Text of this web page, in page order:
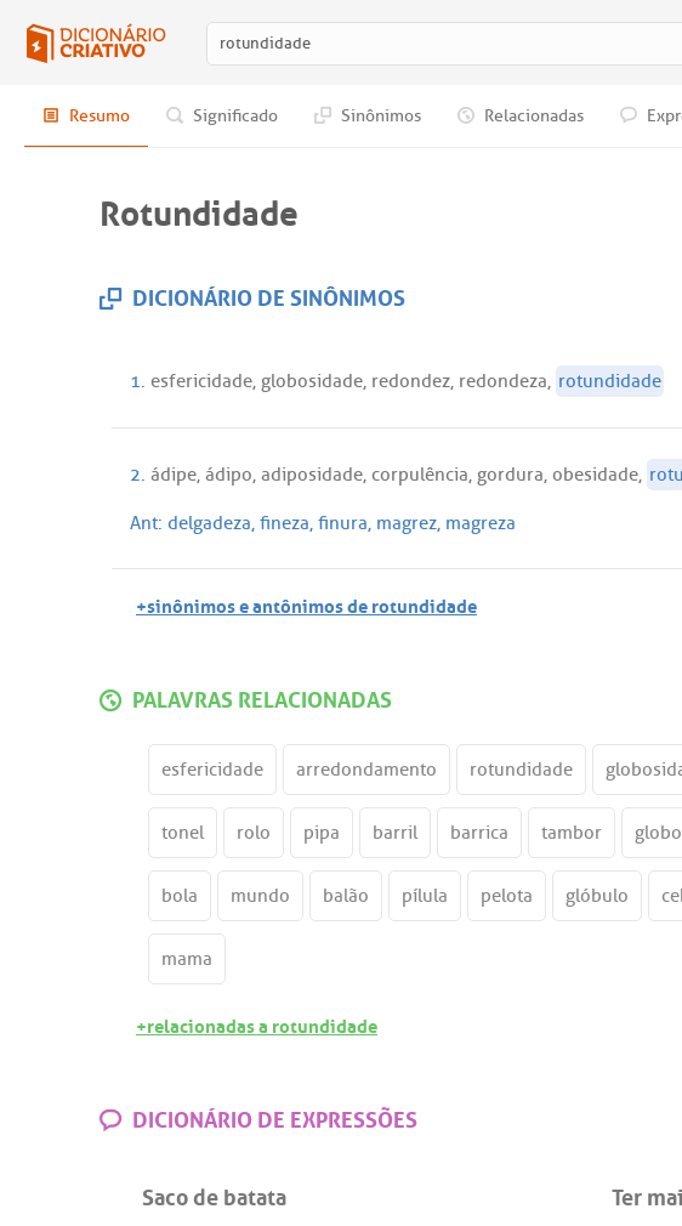
Resumo Significado Sinônimos Relacionadas
Rotundidade
DICIONÁRIO DE SINÔNIMOS
1. esfericidade, globosidade, redondez, redondeza, rotundidade
2. ádipe, ádipo, adiposidade, corpulência, gordura, obesidade,
Ant: delgadeza, fineza, finura, magrez, magreza
+sinônimos e antônimos de rotundidade
PALAVRAS RELACIONADAS
esfericidade arredondamento rotundidade
tonel rolo pipa barril barrica tambor globo
bola mundo balão pílula pelota glóbulo
mama
+relacionadas a rotundidade
DICIONÁRIO DE EXPRESSÕES
Saco de batata Ter